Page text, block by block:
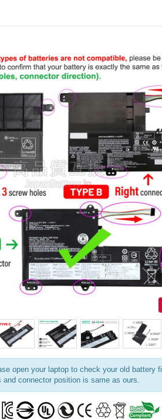
open your laptop to check your old battery
and connector position is same as ours.